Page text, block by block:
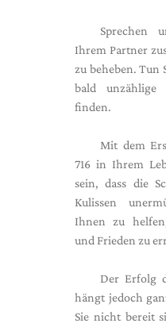
Sprechen
Ihrem Partner
zu beheben. Tun
bald unzählige
finden.
Mit dem
716 in Ihrem
sein, dass die
Kulissen
Ihnen zu
und Frieden zu
Der Erfolg
hängt jedoch
Sie nicht bereit